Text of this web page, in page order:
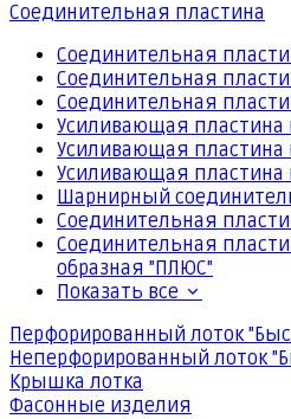
Соединительная пластина
Соединительная
Соединительная
Соединительная
Усиливающая пластина
Усиливающая пластина
Усиливающая пластина
Шарнирный
Соединительная
Соединительная
образная "ПЛЮС"
Показать все
Перфорированный лоток
Неперфорированный лоток
Крышка лотка
Фасонные изделия